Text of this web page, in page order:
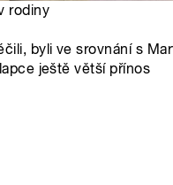
rodiny
byli ve srovnání s
ještě větší přínos